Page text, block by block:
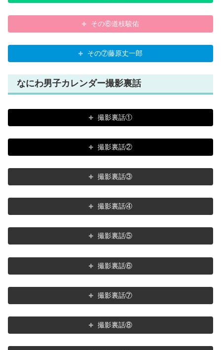
その⑥道枝駿佑
その⑦藤原丈一郎
なにわ男子カレンダー撮影裏話
撮影裏話①
撮影裏話②
撮影裏話③
撮影裏話④
撮影裏話⑤
撮影裏話⑥
撮影裏話⑦
撮影裏話⑧